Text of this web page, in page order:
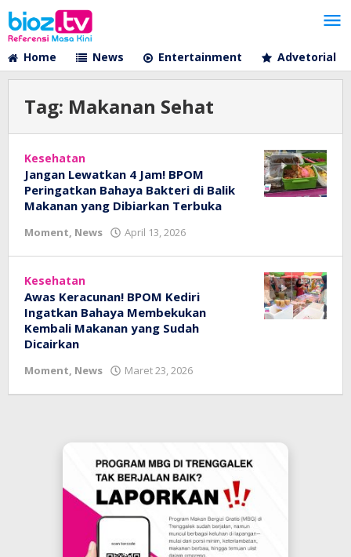
Lewati
ke
konten
Home
News Entertainment Advetorial
Tag: Makanan Sehat
Kesehatan
Jangan Lewatkan 4 Jam! BPOM
Peringatkan Bahaya Bakteri di Balik
Makanan yang Dibiarkan Terbuka
Moment, News April 13, 2026
tv
Kesehatan
Awas Keracunan! BPOM Kediri
Ingatkan Bahaya Membekukan
Kembali Makanan yang Sudah
Dicairkan
Moment, News Maret 23, 2026
tv